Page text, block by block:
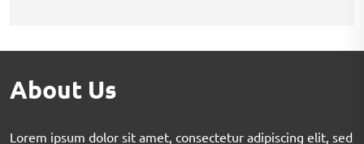
About Us
Lorem ipsum dolor sit amet, consectetur adipiscing elit, sed